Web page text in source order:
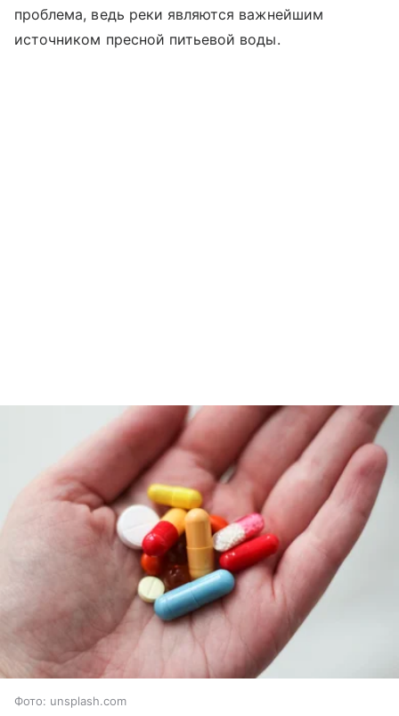
проблема, ведь реки являются важнейшим
источником пресной питьевой воды.
Фото: unsplash.com